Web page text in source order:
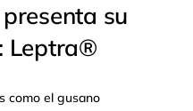
su
Leptra®
como el gusano